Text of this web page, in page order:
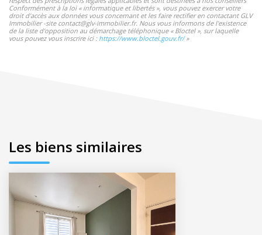
Conformément à la loi « informatique et libertés », vous pouvez exercer votre
droit d'accès aux données vous concernant et les faire rectifier en contactant GLV
Immobilier -site contact@glv-immobilier.fr. Nous vous informons de l'existence
de la liste d'opposition au démarchage téléphonique « Bloctel », sur laquelle
vous pouvez vous inscrire ici : https://www.bloctel.gouv.fr/»
Les biens similaires